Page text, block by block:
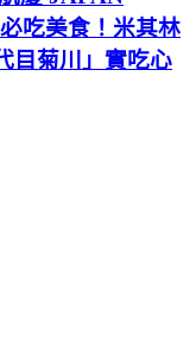
吃美食！米其林
目菊川」實吃心